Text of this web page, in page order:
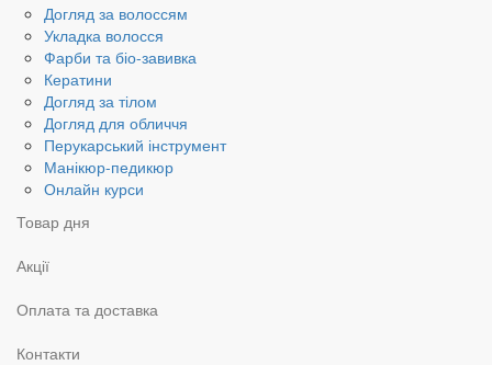
Догляд за волоссям
Укладка волосся
Фарби та біо-завивка
Кератини
Догляд за тілом
Догляд для обличчя
Перукарський інструмент
Манікюр-педикюр
Онлайн курси
Товар дня
Акції
Оплата та доставка
Контакти